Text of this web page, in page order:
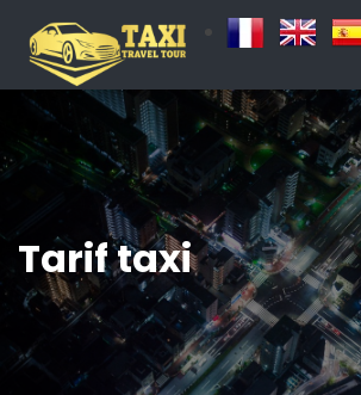
Tarif taxi